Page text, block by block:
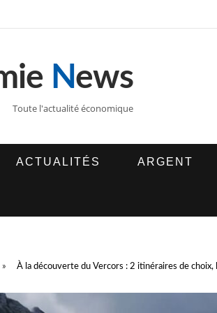
News
Toute l'actualité économique
ACTUALITÉS ARGENT
» À la découverte du Vercors : 2 itinéraires de